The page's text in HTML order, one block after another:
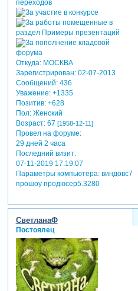
Откуда:МОСКВА
Зарегистрирован: 02-07-2013
Сообщений:436
Уважение: +1335
Позитив: +628
Пол:Женский
Возраст:67 [1958-12-11]
Провел на форуме:
29 дней 2 часа
Последний визит:
07-11-2019 17:19:07
Параметры компьютера:виндовс7
прошоу продюсер5.3280
СветланаФ
Постоялец